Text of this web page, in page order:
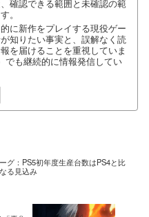
確認できる範囲と未確認の範
。
に新作をプレイする現役ゲー
知りたい事実と、誤解なく読
を届けることを重視していま
でも継続的に情報発信してい
グ：PS5初年度生産台数はPS4と比
る見込み